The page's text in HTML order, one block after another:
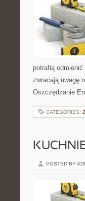
potrafią
zwracają uwagę
Oszczędzanie
CATEGORIES:
POSTED BY